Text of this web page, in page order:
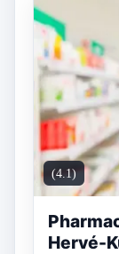
(4.1)
Hervé-